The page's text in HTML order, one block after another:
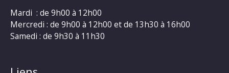
Mardi : de 9h00 à 12h00
Mercredi : de 9h00 à 12h00 et de 13h30 à 16h00
Samedi : de 9h30 à 11h30